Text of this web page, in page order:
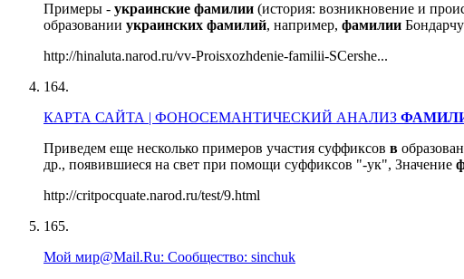
Примеры - украинские фамилии (история: возникновение и
образовании украинских фамилий, например, фамилии
http://hinaluta.narod.ru/vv-Proisxozhdenie-familii-SCershe...
164.
КАРТА САЙТА | ФОНОСЕМАНТИЧЕСКИЙ АНАЛИЗ
Приведем еще несколько примеров участия суффиксов в
др., появившиеся на свет при помощи суффиксов "-ук", Значение
http://critpocquate.narod.ru/test/9.html
165.
Мой мир@Mail.Ru: Сообщество: sinchuk